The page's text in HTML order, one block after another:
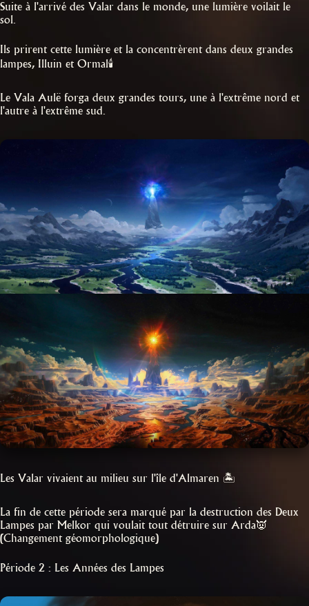
Suite à l'arrivé des Valar dans le monde, une lumière voilait le
sol.
Ils prirent cette lumière et la concentrèrent dans deux grandes
lampes, Illuin et Ormal🕯️
Le Vala Aulë forga deux grandes tours, une à l'extrême nord et
l'autre à l'extrême sud.
Les Valar vivaient au milieu sur l'île d'Almaren 🏝️
La fin de cette période sera marqué par la destruction des Deux
Lampes par Melkor qui voulait tout détruire sur Arda👿
(Changement géomorphologique)
Période 2 : Les Années des Lampes